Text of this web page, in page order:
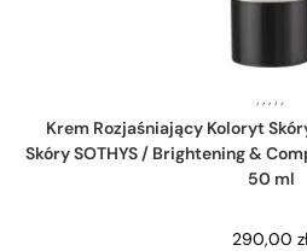
, , , , ,
Krem Rozjaśniający Koloryt
Skóry SOTHYS / Brightening &
50 ml
290,00